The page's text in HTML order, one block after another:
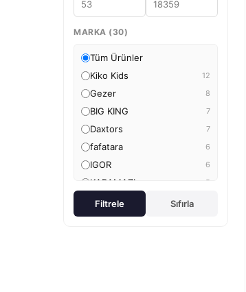
MARKA (30)
Tüm Ürünler
Kiko Kids
12
Gezer 8
BIG KING 7
Daxtors 7
fafatara 6
IGOR 6
KARAMAZI 5
Riccon
Dark Seer
Filtrele Sıfırla